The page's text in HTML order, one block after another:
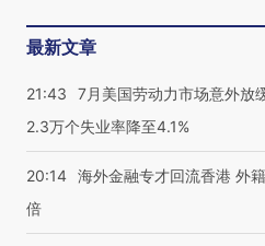
最新文章
21:43
7月美国劳动力市场意外放
2.3万个失业率降至4.1%
20:14 海外金融专才回流香港 外
倍